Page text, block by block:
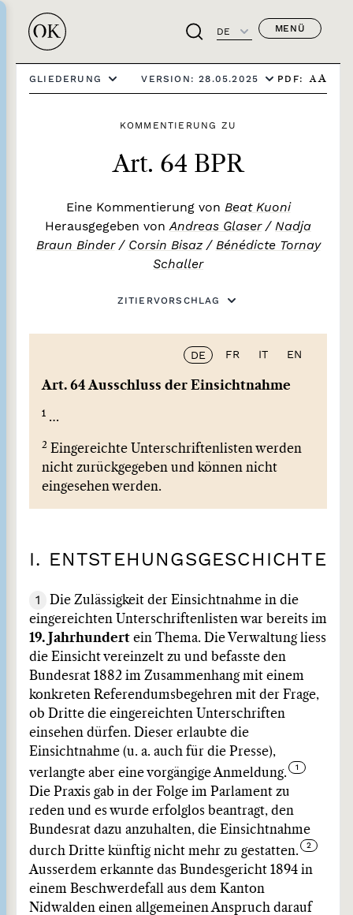
DE MENÜ
GLIEDERUNG VERSION: 28.05.2025 PDF: A A
KOMMENTIERUNG ZU
Art. 64 BPR
Eine Kommentierung von Beat Kuoni
Herausgegeben vonAndreas Glaser/ Nadja
Braun Binder/ Corsin Bisaz/ Bénédicte Tornay
Schaller
ZITIERVORSCHLAG
DE FR IT EN
Art. 64 Ausschluss der Einsichtnahme
1 …
2 Eingereichte Unterschriftenlisten werden
nicht zurückgegeben und können nicht
eingesehen werden.
I. ENTSTEHUNGSGESCHICHTE
1
Die Zulässigkeit der Einsichtnahme in die
eingereichten Unterschriftenlisten war bereits im
19. Jahrhundert ein Thema. Die Verwaltung liess
die Einsicht vereinzelt zu und befasste den
Bundesrat 1882 im Zusammenhang mit einem
konkreten Referendumsbegehren mit der Frage,
ob Dritte die eingereichten Unterschriften
einsehen dürfen. Dieser erlaubte die
Einsichtnahme (u. a. auch für die Presse),
verlangte aber eine vorgängige Anmeldung.
Die Praxis gab in der Folge im Parlament zu
reden und es wurde erfolglos beantragt, den
Bundesrat dazu anzuhalten, die Einsichtnahme
durch Dritte künftig nicht mehr zu gestatten.
Ausserdem erkannte das Bundesgericht 1894 in
einem Beschwerdefall aus dem Kanton
Nidwalden einen allgemeinen Anspruch darauf